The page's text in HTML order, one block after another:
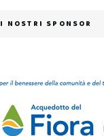
I NOSTRI SPONSOR